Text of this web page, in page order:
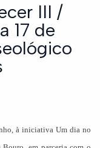
III /
17 de
à iniciativa Um dia no